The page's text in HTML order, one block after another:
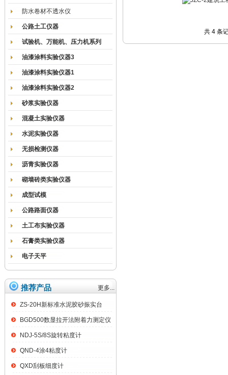
防水卷材不透水仪
公路土工仪器
试验机、万能机、压力机系列
油漆涂料实验仪器3
油漆涂料实验仪器1
油漆涂料实验仪器2
砂浆实验仪器
混凝土实验仪器
水泥实验仪器
无损检测仪器
沥青实验仪器
砌墙砖类实验仪器
成型试模
公路路面仪器
土工布实验仪器
石膏类实验仪器
电子天平
推荐产品 更多...
ZS-20H新标准水泥胶砂振实台
BGD500数显拉开法附着力测定仪
NDJ-5S/8S旋转粘度计
QND-4涂4粘度计
QXD刮板细度计
共 4 条